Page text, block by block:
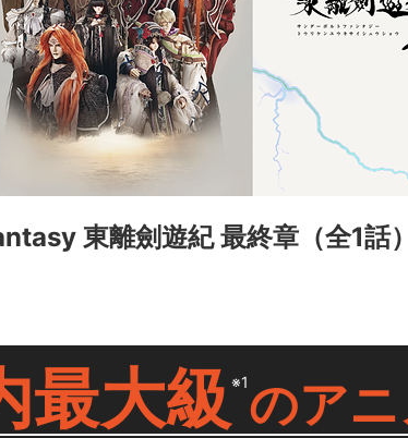
東離劍遊紀 最終章 （全1話）
最大級 ※1のア